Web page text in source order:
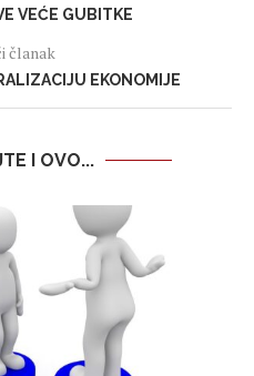
VEĆE GUBITKE
članak
EKONOMIJE
I OVO...